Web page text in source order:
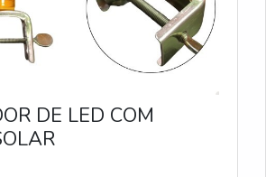
DE LED COM